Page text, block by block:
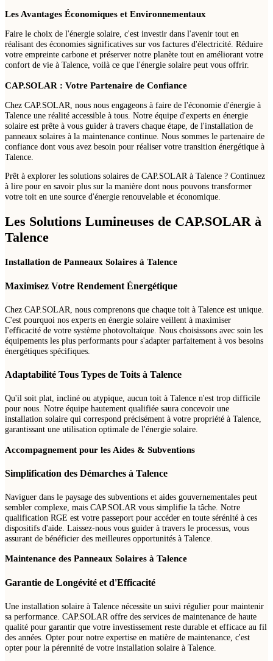
Les Avantages Économiques et Environnementaux
Faire le choix de l'énergie solaire, c'est investir dans l'avenir tout en
réalisant des économies significatives sur vos factures d'électricité. Réduire
votre empreinte carbone et préserver notre planète tout en améliorant votre
confort de vie à Talence, voilà ce que l'énergie solaire peut vous offrir.
CAP.SOLAR : Votre Partenaire de Confiance
Chez CAP.SOLAR, nous nous engageons à faire de l'économie d'énergie à
Talence une réalité accessible à tous. Notre équipe d'experts en énergie
solaire est prête à vous guider à travers chaque étape, de l'installation de
panneaux solaires à la maintenance continue. Nous sommes le partenaire de
confiance dont vous avez besoin pour réaliser votre transition énergétique à
Talence.
Prêt à explorer les solutions solaires de CAP.SOLAR à Talence ? Continuez
à lire pour en savoir plus sur la manière dont nous pouvons transformer
votre toit en une source d'énergie renouvelable et économique.
Les Solutions Lumineuses de CAP.SOLAR à
Talence
Installation de Panneaux Solaires à Talence
Maximisez Votre Rendement Énergétique
Chez CAP.SOLAR, nous comprenons que chaque toit à Talence est unique.
C'est pourquoi nos experts en énergie solaire veillent à maximiser
l'efficacité de votre système photovoltaïque. Nous choisissons avec soin les
équipements les plus performants pour s'adapter parfaitement à vos besoins
énergétiques spécifiques.
Adaptabilité Tous Types de Toits à Talence
Qu'il soit plat, incliné ou atypique, aucun toit à Talence n'est trop difficile
pour nous. Notre équipe hautement qualifiée saura concevoir une
installation solaire qui correspond précisément à votre propriété à Talence,
garantissant une utilisation optimale de l'énergie solaire.
Accompagnement pour les Aides & Subventions
Simplification des Démarches à Talence
Naviguer dans le paysage des subventions et aides gouvernementales peut
sembler complexe, mais CAP.SOLAR vous simplifie la tâche. Notre
qualification RGE est votre passeport pour accéder en toute sérénité à ces
dispositifs d'aide. Laissez-nous vous guider à travers le processus, vous
assurant de bénéficier des meilleures opportunités à Talence.
Maintenance des Panneaux Solaires à Talence
Garantie de Longévité et d'Efficacité
Une installation solaire à Talence nécessite un suivi régulier pour maintenir
sa performance. CAP.SOLAR offre des services de maintenance de haute
qualité pour garantir que votre investissement reste durable et efficace au fil
des années. Opter pour notre expertise en matière de maintenance, c'est
opter pour la pérennité de votre installation solaire à Talence.